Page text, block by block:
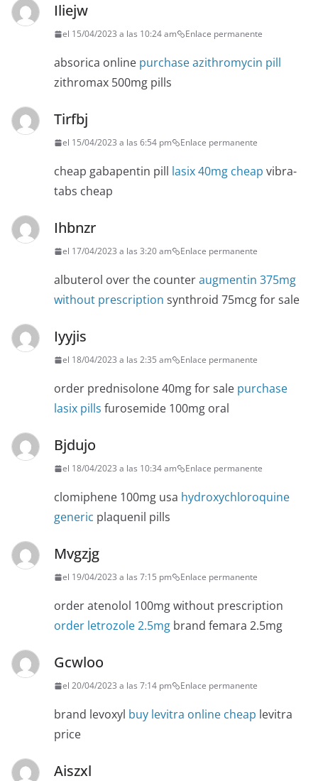
Iliejw
el 15/04/2023 a las 10:24 am Enlace permanente
absorica online purchase azithromycin pill
zithromax 500mg pills
Tirfbj
el 15/04/2023 a las 6:54 pm Enlace permanente
cheap gabapentin pill lasix 40mg cheap vibra-
tabs cheap
Ihbnzr
el 17/04/2023 a las 3:20 am Enlace permanente
albuterol over the counteraugmentin 375mg
without prescription synthroid 75mcg for sale
Iyyjis
el 18/04/2023 a las 2:35 am Enlace permanente
order prednisolone 40mg for sale purchase
lasix pills furosemide 100mg oral
Bjdujo
el 18/04/2023 a las 10:34 am Enlace permanente
clomiphene 100mg usa hydroxychloroquine
generic plaquenil pills
Mvgzjg
el 19/04/2023 a las 7:15 pm Enlace permanente
order atenolol 100mg without prescription
order letrozole 2.5mg brand femara 2.5mg
Gcwloo
el 20/04/2023 a las 7:14 pm Enlace permanente
brand levoxyl buy levitra online cheap levitra
price
Aiszxl